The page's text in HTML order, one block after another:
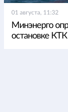
01 августа, 11:32
Минэнерго
остановке КТК